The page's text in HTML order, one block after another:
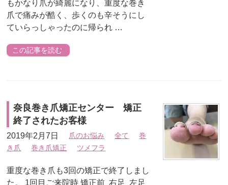
もかなり爪が綺麗になり、重度な巻き
爪で痛みが酷く、歩くのも辛そうにし
ていらっしゃったのに帰られ …
この記事を読む
奈良巻き爪矯正センター 矯正
終了されたお客様
2019年2月7日 爪のお悩み 全て
巻
き爪
巻き爪矯正 ツメフラ
重度な巻き爪も3回の矯正で終了しまし
た。 1回目ご来院時 矯正前 右足 左足